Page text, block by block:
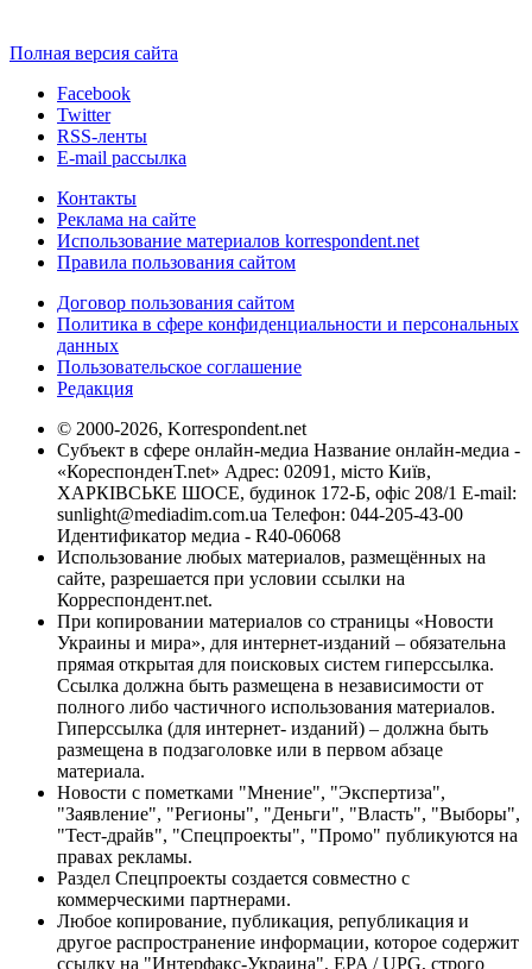
Полная версия сайта
Facebook
Twitter
RSS-ленты
E-mail рассылка
Контакты
Реклама на сайте
Использование материалов korrespondent.net
Правила пользования сайтом
Договор пользования сайтом
Политика в сфере конфиденциальности и персональных
данных
Пользовательское соглашение
Редакция
© 2000-2026, Korrespondent.net
Субъект в сфере онлайн-медиа Название онлайн-медиа -
«КореспонденТ.net» Адрес: 02091, місто Київ,
ХАРКІВСЬКЕ ШОСЕ, будинок 172-Б, офіс 208/1 E-mail:
sunlight@mediadim.com.ua Телефон: 044-205-43-00
Идентификатор медиа - R40-06068
Использование любых материалов, размещённых на
сайте, разрешается при условии ссылки на
Корреспондент.net.
При копировании материалов со страницы «Новости
Украины и мира», для интернет-изданий – обязательна
прямая открытая для поисковых систем гиперссылка.
Ссылка должна быть размещена в независимости от
полного либо частичного использования материалов.
Гиперссылка (для интернет- изданий) – должна быть
размещена в подзаголовке или в первом абзаце
материала.
Новости с пометками "Мнение", "Экспертиза",
"Заявление", "Регионы", "Деньги", "Власть", "Выборы",
"Тест-драйв", "Спецпроекты", "Промо" публикуются на
правах рекламы.
Раздел Спецпроекты создается совместно с
коммерческими партнерами.
Любое копирование, публикация, републикация и
другое распространение информации, которое содержит
ссылку на "Интерфакс-Украина", EPA / UPG, строго